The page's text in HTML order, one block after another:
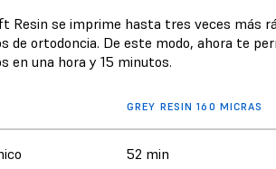
Resin se imprime hasta tres veces más
de ortodoncia. De este modo, ahora te
en una hora y 15 minutos.
GREY RESIN 160 MICRAS
52 min